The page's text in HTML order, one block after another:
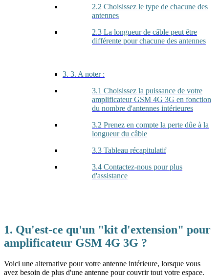
2.2 Choisissez le type de chacune des
antennes
2.3 La longueur de câble peut être
différente pour chacune des antennes
3. 3. A noter :
3.1 Choisissez la puissance de votre
amplificateur GSM 4G 3G en fonction
du nombre d'antennes intérieures
3.2 Prenez en compte la perte dûe à la
longueur du câble
3.3 Tableau récapitulatif
3.4 Contactez-nous pour plus
d'assistance
1. Qu'est-ce qu'un "kit d'extension" pour
amplificateur GSM 4G 3G ?
Voici une alternative pour votre antenne intérieure, lorsque vous
avez besoin de plus d'une antenne pour couvrir tout votre espace.